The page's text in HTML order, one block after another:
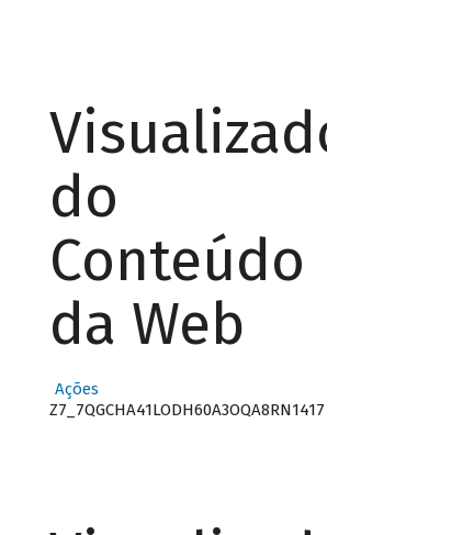
Visualizador
do
Conteúdo
da Web
Ações
Z7_7QGCHA41LODH60A3OQA8RN1417